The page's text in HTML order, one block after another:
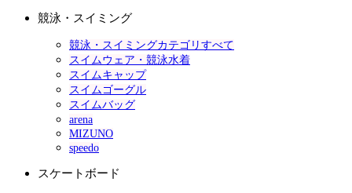
競泳・スイミング
競泳・スイミングカテゴリすべて
スイムウェア・競泳水着
スイムキャップ
スイムゴーグル
スイムバッグ
arena
MIZUNO
speedo
スケートボード